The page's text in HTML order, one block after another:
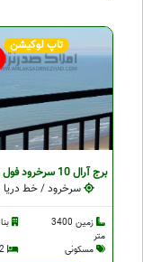
تاپ لوکیشن
برج آرال 10 سرخرود فول مشاعات
سرخرود / خط دریا
زمین 3400
متر
بنا 138 متر
مسکونی
2 خواب